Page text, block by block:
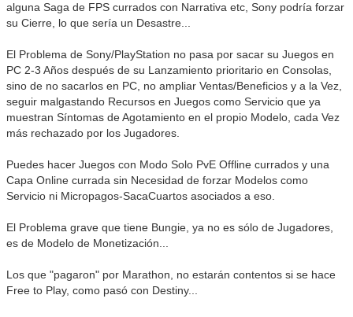
alguna Saga de FPS currados con Narrativa etc, Sony podría forzar
su Cierre, lo que sería un Desastre...
El Problema de Sony/PlayStation no pasa por sacar su Juegos en
PC 2-3 Años después de su Lanzamiento prioritario en Consolas,
sino de no sacarlos en PC, no ampliar Ventas/Beneficios y a la Vez,
seguir malgastando Recursos en Juegos como Servicio que ya
muestran Síntomas de Agotamiento en el propio Modelo, cada Vez
más rechazado por los Jugadores.
Puedes hacer Juegos con Modo Solo PvE Offline currados y una
Capa Online currada sin Necesidad de forzar Modelos como
Servicio ni Micropagos-SacaCuartos asociados a eso.
El Problema grave que tiene Bungie, ya no es sólo de Jugadores,
es de Modelo de Monetización...
Los que "pagaron" por Marathon, no estarán contentos si se hace
Free to Play, como pasó con Destiny...